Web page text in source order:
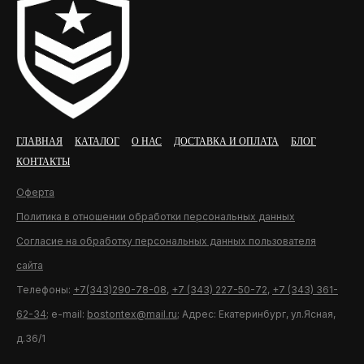
ГЛАВНАЯ КАТАЛОГ О НАС ДОСТАВКА И ОПЛАТА
БЛОГ
КОНТАКТЫ
Оферта
Политика в отношении обработки персональных данных
Согласие на обработку персональных данных пользователя
сайта
Телефоны: +7(343)290-78-08, +7 (343) 227-50-72, +7 (343) 361-
62-34; e-mail: bostontex@mail.ru; Адрес: Екатеринбург, ул.Ясная,
д.36/1